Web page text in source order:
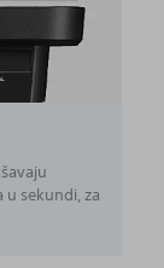
sekundi, za